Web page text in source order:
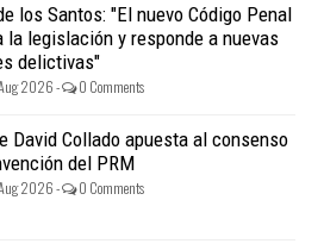
los Santos: "El nuevo Código Penal
la legislación y responde a nuevas
delictivas"
2026 - 0 Comments
David Collado apuesta al consenso
del PRM
2026 - 0 Comments